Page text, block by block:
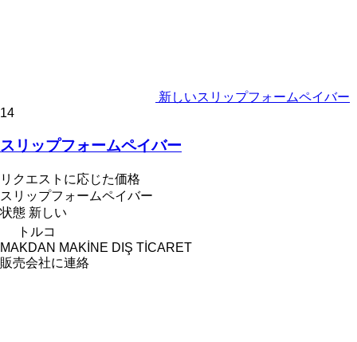
新しいスリップフォームペイバー
14
スリップフォームペイバー
リクエストに応じた価格
スリップフォームペイバー
状態 新しい
トルコ
MAKDAN MAKİNE DIŞ TİCARET
販売会社に連絡